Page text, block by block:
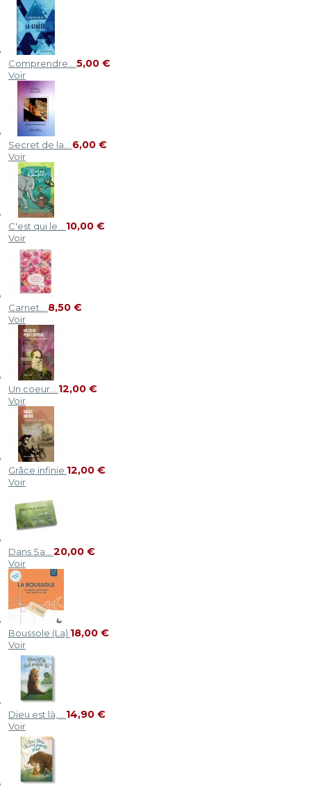
Comprendre... 5,00 €
Voir
Secret de la... 6,00 €
Voir
C'est qui le... 10,00 €
Voir
Carnet... 8,50 €
Voir
Un coeur... 12,00 €
Voir
Grâce infinie 12,00 €
Voir
Dans Sa... 20,00 €
Voir
Boussole (La) 18,00 €
Voir
Dieu est là,... 14,90 €
Voir